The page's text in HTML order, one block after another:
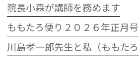
院長小森が講師を務めます
ももたろ便り２０２６年正月号